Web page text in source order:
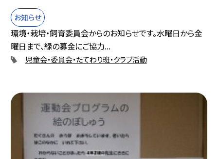
お知らせ
環境・栽培・飼育委員会からのお知らせです。水曜日から金
曜日まで、緑の募金にご協力...
児童会・委員会・たてわり班・クラブ活動